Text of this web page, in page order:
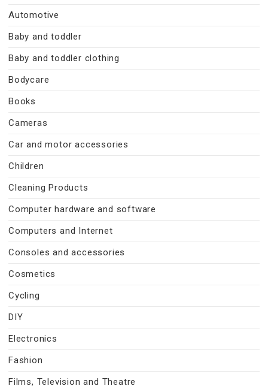
Automotive
Baby and toddler
Baby and toddler clothing
Bodycare
Books
Cameras
Car and motor accessories
Children
Cleaning Products
Computer hardware and software
Computers and Internet
Consoles and accessories
Cosmetics
Cycling
DIY
Electronics
Fashion
Films, Television and Theatre